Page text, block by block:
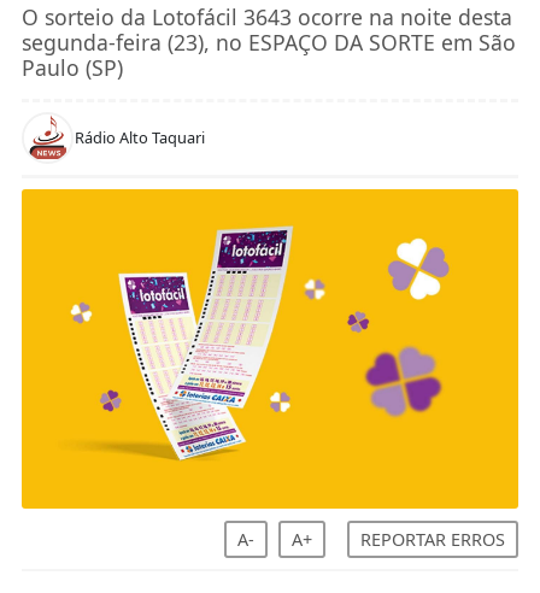
O sorteio da Lotofácil 3643 ocorre na noite desta
segunda-feira (23), no ESPAÇO DA SORTE em São
Paulo (SP)
Rádio Alto Taquari
A- A+ REPORTAR ERROS